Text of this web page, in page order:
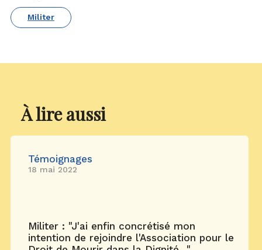
Militer
À lire aussi
Témoignages
18 mai 2022
Militer : "J'ai enfin concrétisé mon
intention de rejoindre l'Association pour le